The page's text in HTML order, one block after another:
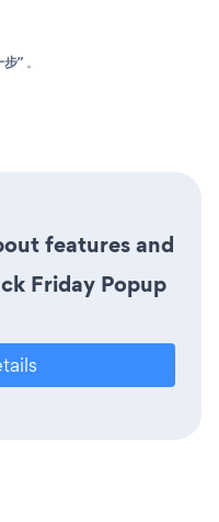
步” 。
features and
Friday Popup